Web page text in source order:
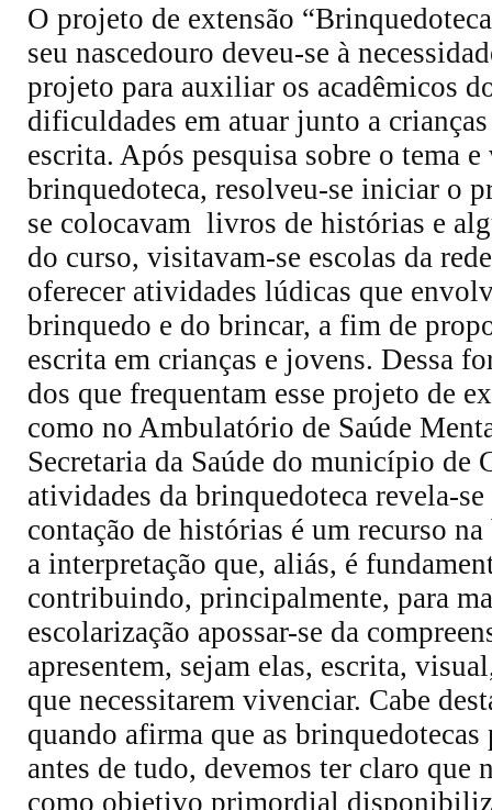
O projeto de extensão
seu nascedouro deveu-se à
projeto para auxiliar os acadêmicos
dificuldades em atuar junto a
escrita. Após pesquisa sobre o tema
brinquedoteca, resolveu-se iniciar o
se colocavam livros de histórias e
do curso, visitavam-se escolas da
oferecer atividades lúdicas que
brinquedo e do brincar, a fim de
escrita em crianças e jovens. Dessa
dos que frequentam esse projeto de
como no Ambulatório de Saúde
Secretaria da Saúde do município
atividades da brinquedoteca revela-
contação de histórias é um recurso
a interpretação que, aliás, é
contribuindo, principalmente, para
escolarização apossar-se da
apresentem, sejam elas, escrita,
que necessitarem vivenciar. Cabe
quando afirma que as
antes de tudo, devemos ter claro que
como objetivo primordial